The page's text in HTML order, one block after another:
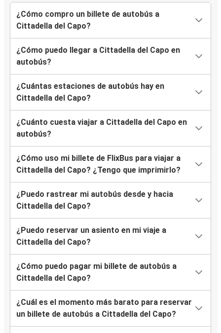
¿Cómo compro un billete de autobús a
Cittadella del Capo?
¿Cómo puedo llegar a Cittadella del Capo en
autobús?
¿Cuántas estaciones de autobús hay en
Cittadella del Capo?
¿Cuánto cuesta viajar a Cittadella del Capo en
autobús?
¿Cómo uso mi billete de FlixBus para viajar a
Cittadella del Capo? ¿Tengo que imprimirlo?
¿Puedo rastrear mi autobús desde y hacia
Cittadella del Capo?
¿Puedo reservar un asiento en mi viaje a
Cittadella del Capo?
¿Cómo puedo pagar mi billete de autobús a
Cittadella del Capo?
¿Cuál es el momento más barato para reservar
un billete de autobús a Cittadella del Capo?